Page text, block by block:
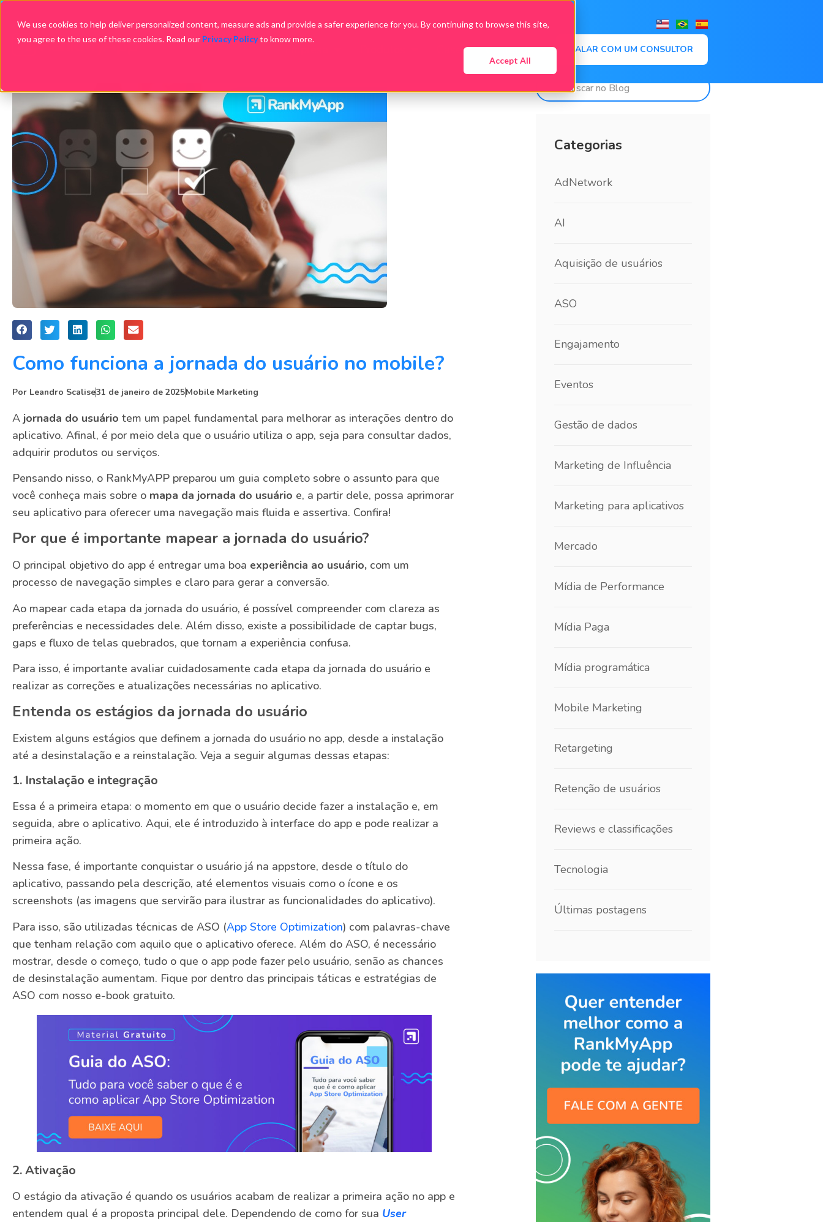
We use cookies to help deliver personalized content, measure ads and provide a safer experience for you. By continuing to browse this site,
you agree to the use of these cookies. Read our Privacy Policyto know more.
Accept All
Cases Conteúdo FALAR COM UM CONSULTOR
Como funciona a jornada do usuário no mobile?
Por Leandro Scalise31 de janeiro de 2025Mobile Marketing
A jornada do usuário tem um papel fundamental para melhorar as interações dentro do
aplicativo. Afinal, é por meio dela que o usuário utiliza o app, seja para consultar dados,
adquirir produtos ou serviços.
Pensando nisso, o RankMyAPP preparou um guia completo sobre o assunto para que
você conheça mais sobre o mapa da jornada do usuário e, a partir dele, possa aprimorar
seu aplicativo para oferecer uma navegação mais fluida e assertiva. Confira!
Por que é importante mapear a jornada do usuário?
O principal objetivo do app é entregar uma boa experiência ao usuário, com um
processo de navegação simples e claro para gerar a conversão.
Ao mapear cada etapa da jornada do usuário, é possível compreender com clareza as
preferências e necessidades dele. Além disso, existe a possibilidade de captar bugs,
gaps e fluxo de telas quebrados, que tornam a experiência confusa.
Para isso, é importante avaliar cuidadosamente cada etapa da jornada do usuário e
realizar as correções e atualizações necessárias no aplicativo.
Entenda os estágios da jornada do usuário
Existem alguns estágios que definem a jornada do usuário no app, desde a instalação
até a desinstalação e a reinstalação. Veja a seguir algumas dessas etapas:
1. Instalação e integração
Essa é a primeira etapa: o momento em que o usuário decide fazer a instalação e, em
seguida, abre o aplicativo. Aqui, ele é introduzido à interface do app e pode realizar a
primeira ação.
Nessa fase, é importante conquistar o usuário já na appstore, desde o título do
aplicativo, passando pela descrição, até elementos visuais como o ícone e os
screenshots (as imagens que servirão para ilustrar as funcionalidades do aplicativo).
Para isso, são utilizadas técnicas de ASO (App Store Optimization) com palavras-chave
que tenham relação com aquilo que o aplicativo oferece. Além do ASO, é necessário
mostrar, desde o começo, tudo o que o app pode fazer pelo usuário, senão as chances
de desinstalação aumentam. Fique por dentro das principais táticas e estratégias de
ASO com nosso e-book gratuito.
2. Ativação
O estágio da ativação é quando os usuários acabam de realizar a primeira ação no app e
entendem qual é a proposta principal dele. Dependendo de como for sua User
Categorias
AdNetwork
AI
Aquisição de usuários
ASO
Engajamento
Eventos
Gestão de dados
Marketing de Influência
Marketing para aplicativos
Mercado
Mídia de Performance
Mídia Paga
Mídia programática
Mobile Marketing
Retargeting
Retenção de usuários
Reviews e classificações
Tecnologia
Últimas postagens